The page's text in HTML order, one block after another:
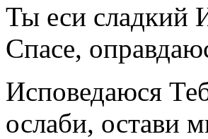
Ты еси сладкий
Спасе,
Исповедаюся
ослаби, остави